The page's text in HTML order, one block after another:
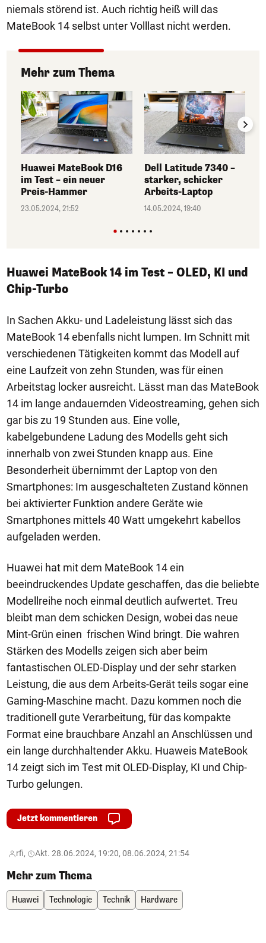
niemals störend ist. Auch richtig heiß will das
MateBook 14 selbst unter Volllast nicht werden.
Mehr zum Thema
Huawei MateBook D16
im Test – ein neuer
Preis-Hammer
23.05.2024, 21:52
Dell Latitude 7340 –
starker, schicker
Arbeits-Laptop
14.05.2024, 19:40
Huawei MateBook 14 im Test – OLED, KI und
Chip-Turbo
In Sachen Akku- und Ladeleistung lässt sich das
MateBook 14 ebenfalls nicht lumpen. Im Schnitt mit
verschiedenen Tätigkeiten kommt das Modell auf
eine Laufzeit von zehn Stunden, was für einen
Arbeitstag locker ausreicht. Lässt man das MateBook
14 im lange andauernden Videostreaming, gehen sich
gar bis zu 19 Stunden aus. Eine volle,
kabelgebundene Ladung des Modells geht sich
innerhalb von zwei Stunden knapp aus. Eine
Besonderheit übernimmt der Laptop von den
Smartphones: Im ausgeschalteten Zustand können
bei aktivierter Funktion andere Geräte wie
Smartphones mittels 40 Watt umgekehrt kabellos
aufgeladen werden.
Huawei hat mit dem MateBook 14 ein
beeindruckendes Update geschaffen, das die beliebte
Modellreihe noch einmal deutlich aufwertet. Treu
bleibt man dem schicken Design, wobei das neue
Mint-Grün einen frischen Wind bringt. Die wahren
Stärken des Modells zeigen sich aber beim
fantastischen OLED-Display und der sehr starken
Leistung, die aus dem Arbeits-Gerät teils sogar eine
Gaming-Maschine macht. Dazu kommen noch die
traditionell gute Verarbeitung, für das kompakte
Format eine brauchbare Anzahl an Anschlüssen und
ein lange durchhaltender Akku. Huaweis MateBook
14 zeigt sich im Test mit OLED-Display, KI und Chip-
Turbo gelungen.
Jetzt kommentieren
rfi, Akt. 28.06.2024, 19:20, 08.06.2024, 21:54
Mehr zum Thema
Huawei Technologie Technik Hardware